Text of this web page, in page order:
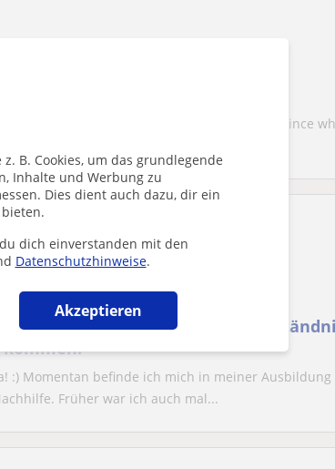
B. Cookies, um das grundlegende
Inhalte und Werbung zu
Dies dient auch dazu, dir ein
dich einverstanden mit den
Datenschutzhinweise.
Akzeptieren
Nafisat, I am a good learning and I spoke eng since
Dohma, Pirna, Stadt ...
in Englisch, mit Geduld und
:) Momentan befinde ich mich in meiner
Früher war ich auch mal...